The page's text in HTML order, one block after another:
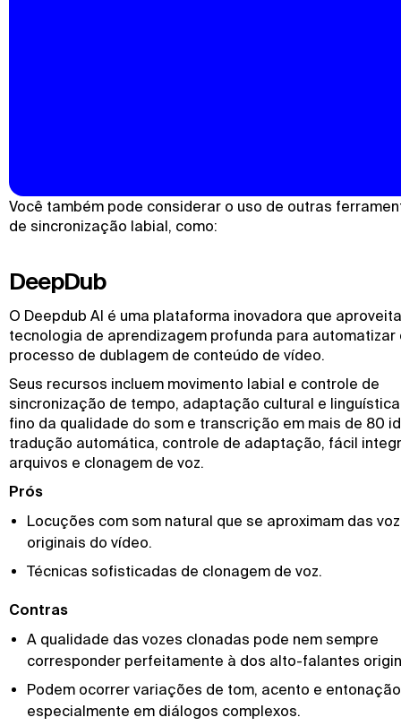
Você também pode considerar o uso de outras
de sincronização labial, como:
DeepDub
O Deepdub AI é uma plataforma inovadora que
tecnologia de aprendizagem profunda para automatizar
processo de dublagem de conteúdo de vídeo.
Seus recursos incluem movimento labial e controle de
sincronização de tempo, adaptação cultural e
fino da qualidade do som e transcrição em mais de 80
tradução automática, controle de adaptação, fácil
arquivos e clonagem de voz.
Prós
Locuções com som natural que se aproximam das
originais do vídeo.
Técnicas sofisticadas de clonagem de voz.
Contras
A qualidade das vozes clonadas pode nem sempre
corresponder perfeitamente à dos alto-falantes
Podem ocorrer variações de tom, acento e
especialmente em diálogos complexos.